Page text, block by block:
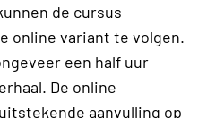
de cursus
online variant te volgen.
een half uur
De online
aanvulling op